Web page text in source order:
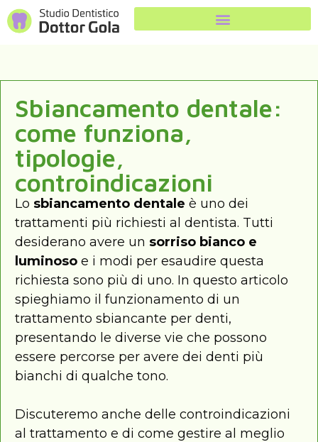
Sbiancamento dentale:
come funziona,
tipologie,
controindicazioni
Lo sbiancamento dentale è uno dei
trattamenti più richiesti al dentista. Tutti
desiderano avere un sorriso bianco e
luminoso e i modi per esaudire questa
richiesta sono più di uno. In questo articolo
spieghiamo il funzionamento di un
trattamento sbiancante per denti,
presentando le diverse vie che possono
essere percorse per avere dei denti più
bianchi di qualche tono.
Discuteremo anche delle controindicazioni
al trattamento e di come gestire al meglio